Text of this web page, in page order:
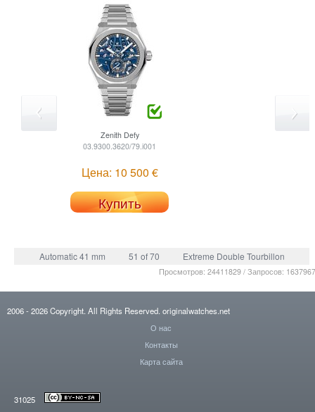
ZenithDefy
03.9300.3620/79.i001
Цена: 10 500 €
Купить
Automatic 41 mm 51 of 70 Extreme Double Tourbillon
Просмотров: 24411829 / Запросов:
2006- 2026Copyright. All Rights Reserved. originalwatches.net
О нас
Контакты
Карта сайта
31025